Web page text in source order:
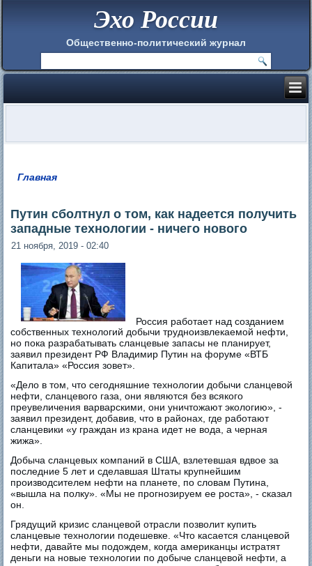
Эхо России
Общественно-политический журнал
Главная
Путин сболтнул о том, как надеется получить
западные технологии - ничего нового
21 ноября, 2019 - 02:40
Россия работает над созданием
собственных технологий добычи трудноизвлекаемой нефти,
но пока разрабатывать сланцевые запасы не планирует,
заявил президент РФ Владимир Путин на форуме «ВТБ
Капитала» «Россия зовет».
«Дело в том, что сегодняшние технологии добычи сланцевой
нефти, сланцевого газа, они являются без всякого
преувеличения варварскими, они уничтожают экологию», -
заявил президент, добавив, что в районах, где работают
сланцевики «у граждан из крана идет не вода, а черная
жижа».
Добыча сланцевых компаний в США, взлетевшая вдвое за
последние 5 лет и сделавшая Штаты крупнейшим
производсителем нефти на планете, по словам Путина,
«вышла на полку». «Мы не прогнозируем ее роста», - сказал
он.
Грядущий кризис сланцевой отрасли позволит купить
сланцевые технологии подешевке. «Что касается сланцевой
нефти, давайте мы подождем, когда американцы истратят
деньги на новые технологии по добыче сланцевой нефти, а